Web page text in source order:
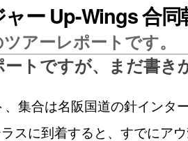
ー Up-Wings 合
アーレポートです。
トですが、まだ書
集合は名阪国道の針インタ
スに到着すると、すでにア